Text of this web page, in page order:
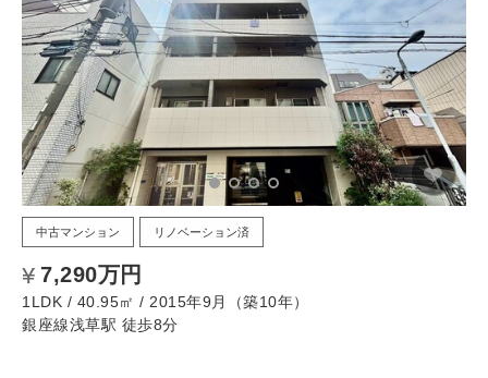
中古マンション リノベーション済
7,290万円
1LDK / 40.95㎡ / 2015年9月（築10年）
銀座線浅草駅 徒歩8分